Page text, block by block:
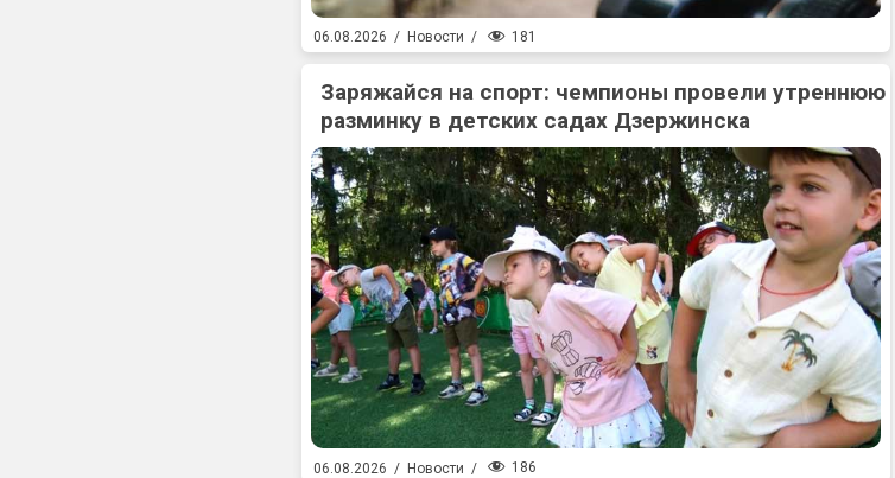
06.08.2026 / Новости / 181
Заряжайся на спорт: чемпионы провели утреннюю
разминку в детских садах Дзержинска
06.08.2026 / Новости / 186